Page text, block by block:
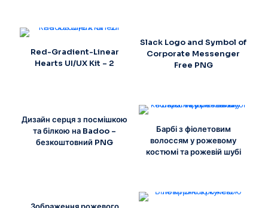
Red-Gradient-Linear
Hearts UI/UX Kit – 2
Slack Logo and Symbol of
Corporate Messenger
Free PNG
Дизайн серця з посмішкою
та білкою на Badoo –
безкоштовний PNG
Барбі з фіолетовим
волоссям у рожевому
костюмі та рожевій шубі